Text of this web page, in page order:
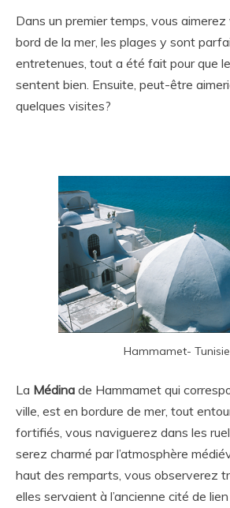
Dans un premier temps, vous
bord de la mer, les plages y sont
entretenues, tout a été fait pour que
sentent bien. Ensuite, peut-être
quelques visites?
Hammamet- Tunisie
La Médina de Hammamet qui
ville, est en bordure de mer, tout
fortifiés, vous naviguerez dans les
serez charmé par l’atmosphère
haut des remparts, vous observerez
elles servaient à l’ancienne cité de